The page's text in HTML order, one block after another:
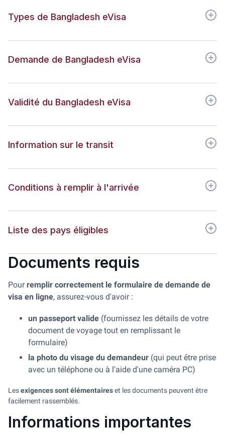
Types de Bangladesh eVisa
Demande de Bangladesh eVisa
Validité du Bangladesh eVisa
Information sur le transit
Conditions à remplir à l'arrivée
Liste des pays éligibles
Documents requis
Pour remplir correctement le formulaire de demande de
visa en ligne, assurez-vous d'avoir :
un passeport valide (fournissez les détails de votre
document de voyage tout en remplissant le
formulaire)
la photo du visage du demandeur (qui peut être prise
avec un téléphone ou à l'aide d'une caméra PC)
Lesexigences sont élémentaireset les documents peuvent être
facilement rassemblés.
Informations importantes